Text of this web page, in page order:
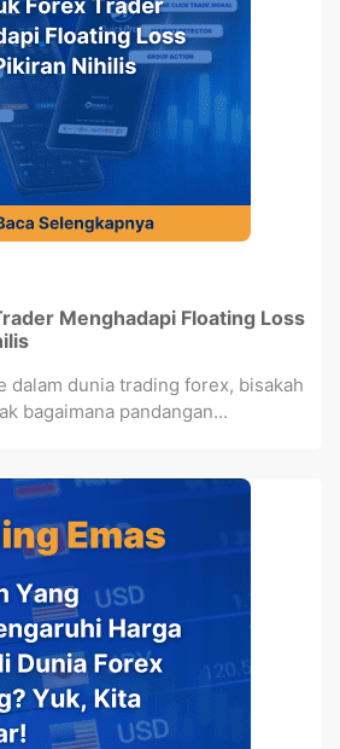
Menghadapi Floating Loss
dalam dunia trading forex, bisakah
bagaimana pandangan...